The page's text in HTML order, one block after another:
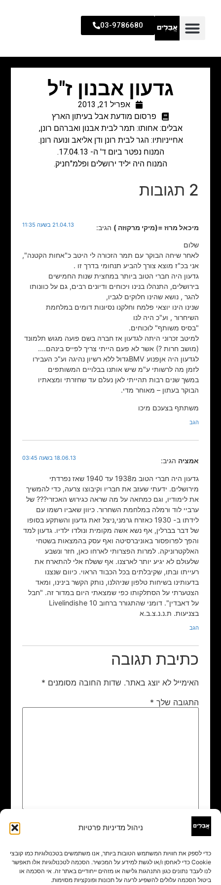
ניהול מדיניות פרטיות
כדי לספק את חוויות המשתמש הטובות ביותר, אנו משתמשים בטכנולוגיות כמו קובצי
Cookie כדי לאחסן ו/או לגשת למידע על המכשיר. הסכמה לטכנולוגיות אלו תאפשר
לנו לעבד נתונים כגון התנהגות גלישה או מזהים ייחודיים באתר זה. אי הסכמה או
ביטול הסכמה עלולים להשפיע לרעה על תכונות ופונקציות מסוימות.
03-9786680
גדעון אבנון ז"ל
אפריל 21, 2013
פרסום מודעת אבל בעיתון הארץ
אבלים: אחותו: תמר לבית אבנון ואברהם רונן,
אחייניותיו: הגר לבית רונן ודן אליאב ונועה רונן.
המנוח נפטר ביום ד' ה- 17.04.13.
המנוח היה יליד ירושלים ופלמ"חניק.
2 תגובות
מיכאל מרוז =(מיקי מרקוזה ) הגיב: 21.04.13 בשעה 11:35
שלום
לאחר שיחה הבוקר עם תמר הזכורה לי היטב כ"אחות הקטנה",
אני בכ"ז מוצא צורך להביע תנחומי בדרך זו .
גדעון היה חברי הטוב ביותר במחצית שנות החמישים
בירושלים, התנהלו בנינו ויכוחים ודיונים רבים, גם על כוונותו
להגר , נושא שהינו חלוקים לגביו,
שנינו הינו יוצאי פלמח וחלקנו נסיונות דומים במלחמת
השיחרור , וע"כ היה לנו
"בסיס משותף" לוכוחים.
למיטב זכרוני היתה לגדעון אז חברה בשם פועה מגוש תלמונד
(מושב חרות ?) אשר לא פעם הייתי צריך לפייס בינהם….
לגדעון היה אןפנוע BMVגדול ללא רשיון נהיגה וע"כ העבירו
לזמן מה לרשותי ע"מ שיש אותנו בבלויים המשותפים
במשך שנים רבות תהייתי לאן נעלם עד שחזרתי ומצאתיו
הבוקר בעתון – מאוחר מדי.
משתתף בצעכם מיכו
הגב
אמציה הגיב: 18.06.13 בשעה 03:45
גדעון היה חברי הטוב מ1938 עד 1940 שאז נפרדתי
מירושלים. ידעתי שעזב את חבריו וקיבוצו צרעה, כדי להמשיך
את לימודיו, וגם כמחאה על מה שראה כגירוש האכזרי??? של
ערביי לוד ורמלה במלחמת השחרור. כיוון שאביו רשמו עם
לידתו ב- 1930 כאזרח גרמני,ניצל זאת גדעון והשתקע בסופו
של דבר בברלין, אף נשא אשה מקומית ונולדו ילדיו. גדעון למד
והפך לפרופסור באוניברסיטה ואף עסק בהמצאות בשטחי
האלקטרוניקה. למרות הפצרותי לארחו כאן, חזר ונשבע
שלעולם לא יגיע יותר לארצנו. אף ששלח אלי להתארח את
רעייתו ובתו, שקיבלתים בכל הכבוד הראוי. כיוום שנצנו
בדעותינו בשיחות טלפון שניהלנו, נותק הקשר בינינו, ומאד
הצטערתי על הסתלקותו כפי שמצאתי היום במדור זה. "חבל
על דאבדין". דומני שהתגורר ברחוב Livelindishe 10
בצניעות. ת.נ.נ.צ.ב.א
הגב
כתיבת תגובה
האימייל לא יוצג באתר. שדות החובה מסומנים *
התגובה שלך *
שם
אימייל*